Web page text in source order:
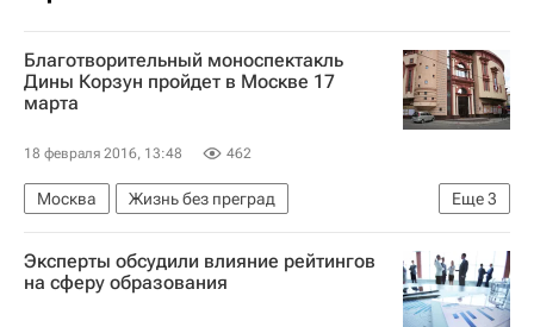
Благотворительный моноспектакль
Дины Корзун пройдет в Москве 17
марта
18 февраля 2016, 13:48 462
Еще3
Москва
Жизнь без преград
Фонд "Подари жизнь"
Онкология
Детские вопросы
Эксперты обсудили влияние рейтингов
на сферу образования